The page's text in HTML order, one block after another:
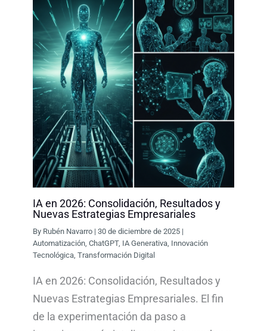
IA en 2026: Consolidación, Resultados y
Nuevas Estrategias Empresariales
By Rubén Navarro |30 de diciembre de 2025 |
Automatización,ChatGPT, IA Generativa, Innovación
Tecnológica,Transformación Digital
IA en 2026: Consolidación, Resultados y
Nuevas Estrategias Empresariales. El fin
de la experimentación da paso a